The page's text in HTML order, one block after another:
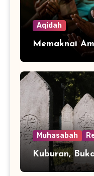
Aqidah
Memaknai
Muhasabah
Kuburan,